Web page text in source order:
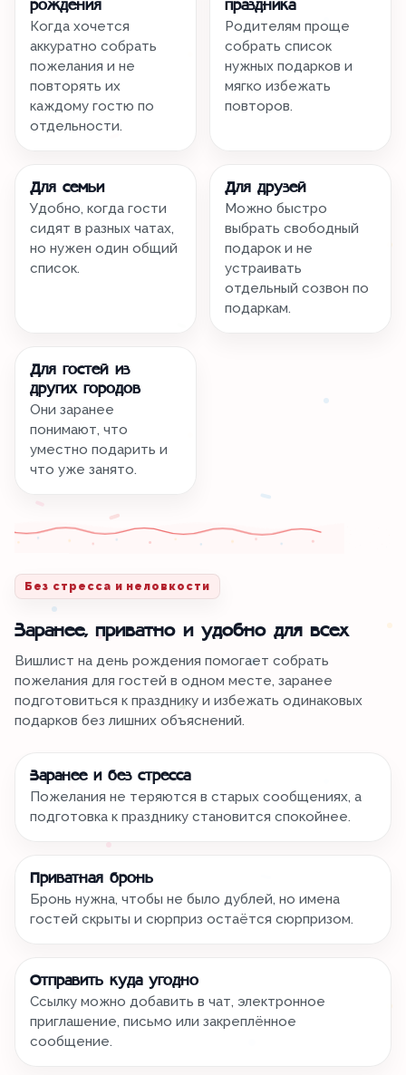
рождения
Когда хочется
аккуратно собрать
пожелания и не
повторять их
каждому гостю по
отдельности.
праздника
Родителям проще
собрать список
нужных подарков и
мягко избежать
повторов.
Для семьи
Удобно, когда гости
сидят в разных чатах,
но нужен один общий
список.
Для друзей
Можно быстро
выбрать свободный
подарок и не
устраивать
отдельный созвон по
подаркам.
Для гостей из
других городов
Они заранее
понимают, что
уместно подарить и
что уже занято.
Без стресса и неловкости
Заранее, приватно и удобно для всех
Вишлист на день рождения помогает собрать
пожелания для гостей в одном месте, заранее
подготовиться к празднику и избежать одинаковых
подарков без лишних объяснений.
Заранее и без стресса
Пожелания не теряются в старых сообщениях, а
подготовка к празднику становится спокойнее.
Приватная бронь
Бронь нужна, чтобы не было дублей, но имена
гостей скрыты и сюрприз остаётся сюрпризом.
Отправить куда угодно
Ссылку можно добавить в чат, электронное
приглашение, письмо или закреплённое
сообщение.